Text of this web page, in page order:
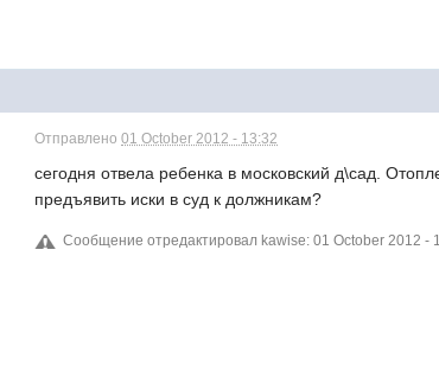
Отправлено01 October 2012 - 13:32
сегодня отвела ребенка в московский д\сад.
предъявить иски в суд к должникам?
Сообщение отредактировал kawise: 01 October 2012 -